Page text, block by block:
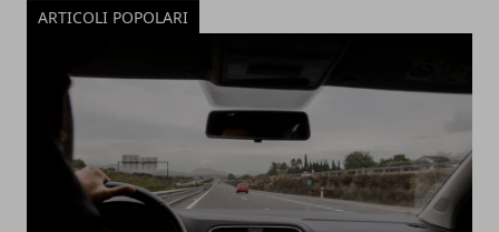
ARTICOLI POPOLARI